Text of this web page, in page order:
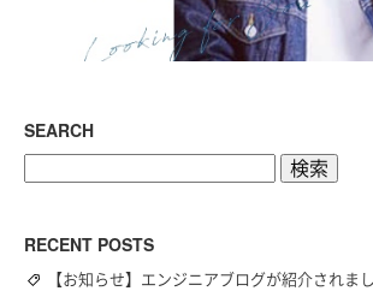
SEARCH
RECENT POSTS
【お知らせ】エンジニアブログが紹介されま